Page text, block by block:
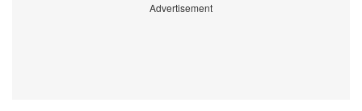
Advertisement